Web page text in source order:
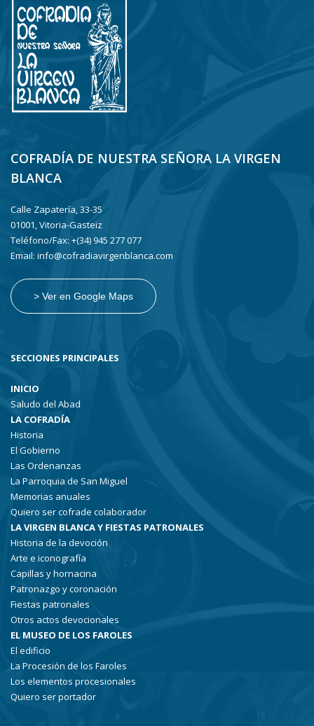
COFRADÍA DE NUESTRA SEÑORA LA VIRGEN
BLANCA
Calle Zapatería, 33-35
01001, Vitoria-Gasteiz
Teléfono/Fax: +(34) 945 277 077
Email: info@cofradiavirgenblanca.com
> Ver en Google Maps
SECCIONES PRINCIPALES
INICIO
Saludo del Abad
LA COFRADÍA
Historia
El Gobierno
Las Ordenanzas
La Parroquia de San Miguel
Memorias anuales
Quiero ser cofrade colaborador
LA VIRGEN BLANCA Y FIESTAS PATRONALES
Historia de la devoción
Arte e iconografía
Capillas y hornacina
Patronazgo y coronación
Fiestas patronales
Otros actos devocionales
EL MUSEO DE LOS FAROLES
El edificio
La Procesión de los Faroles
Los elementos procesionales
Quiero ser portador